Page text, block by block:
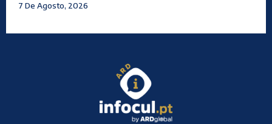
7 De Agosto, 2026